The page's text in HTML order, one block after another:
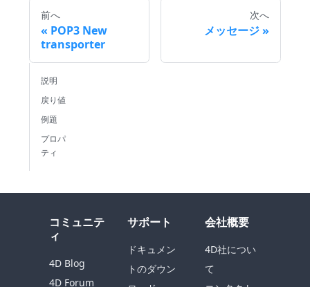
前へ
POP3 New
transporter
次へ
メッセージ
説明
戻り値
例題
プロパ
ティ
コミュニテ
ィ
4D Blog
4D Forum
サポート
ドキュメン
トのダウン
会社概要
4D社につい
て